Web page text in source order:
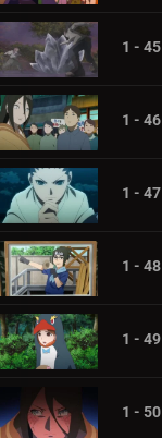
1 - 45
1 - 46
1 - 47
1 - 48
1 - 49
1 - 50